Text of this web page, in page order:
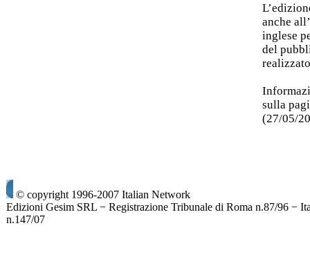
anche
inglese
del
sulla
(27/05/
© copyright 1996-2007 Italian Network
Edizioni Gesim SRL − Registrazione Tribunale di Roma n.87/96 −
n.147/07